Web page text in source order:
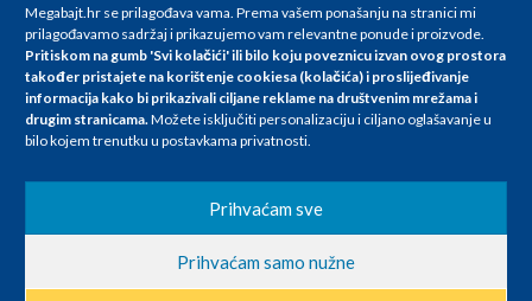
Megabajt.hr se prilagođava vama. Prema vašem ponašanju na stranici mi
prilagođavamo sadržaj i prikazujemo vam relevantne ponude i proizvode.
Pritiskom na gumb 'Svi kolačići' ili bilo koju poveznicu izvan ovog prostora
također pristajete na korištenje cookiesa (kolačića) i proslijeđivanje
informacija kako bi prikazivali ciljane reklame na društvenim mrežama i
drugim stranicama.Možete isključiti personalizaciju i ciljano oglašavanje u
bilo kojem trenutku u postavkama privatnosti.
Prihvaćam sve
Prihvaćam samo nužne
Za artikle kojih trenutno nema u ponudi obratite nam se na
info@megabajt.hr. Sve cijene su informativnog karaktera i podložne su
promjenama, a
iskazane su za avansno plaćanje(gotovina) u Eurima i uključuju PDV. Sve
se razlikovati od cijena u našim poslovnicama. Trudimo se dati što bolji
i točniji opis i sliku. Unatoč tome, ne možemo garantirati da su svi
nastale u opisu proizvoda, greške prilikom štampanja te promjene
cijena.